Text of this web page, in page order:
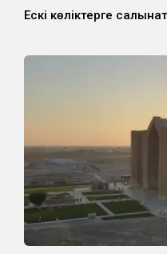
Ескі көліктерге